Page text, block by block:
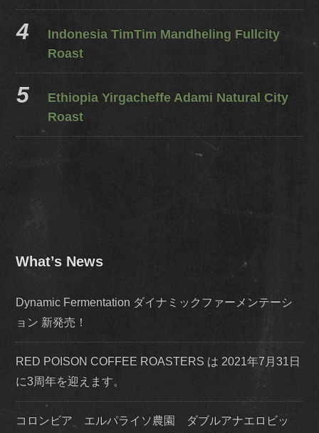
Indonesia TimTim Mandheling Fullcity
Roast
Ethiopia Yirgacheffe Adami Natural City
Roast
What’s News
Dynamic Fermentation ダイナミックファーメンテーシ
ョン 新発売！
RED POISON COFFEE ROASTERS は 2021年7月31日
に3周年を迎えます。
コロンビア エルパライソ農園 ダブルアナエロビッ